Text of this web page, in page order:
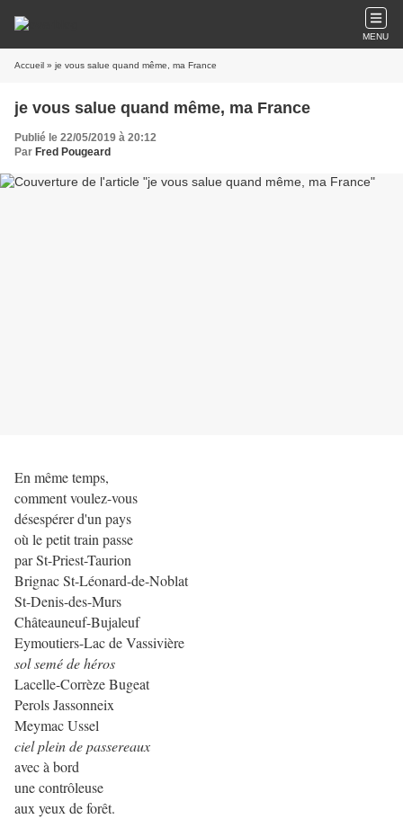
MENU
Accueil » je vous salue quand même, ma France
je vous salue quand même, ma France
Publié le 22/05/2019 à 20:12
Par Fred Pougeard
En même temps,
comment voulez-vous
désespérer d'un pays
où le petit train passe
par St-Priest-Taurion
Brignac St-Léonard-de-Noblat
St-Denis-des-Murs
Châteauneuf-Bujaleuf
Eymoutiers-Lac de Vassivière
sol semé de héros
Lacelle-Corrèze Bugeat
Perols Jassonneix
Meymac Ussel
ciel plein de passereaux
avec à bord
une contrôleuse
aux yeux de forêt.